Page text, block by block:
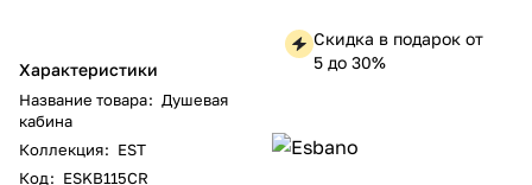
Характеристики
Название товара: Душевая
кабина
Коллекция: EST
Код: ESKB115CR
Скидка в подарок от
5 до 30%